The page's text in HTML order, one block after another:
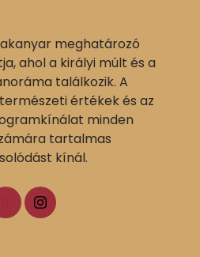
meghatározó
ahol a királyi múlt és a
találkozik. A
értékek és az
minden
tartalmas
kínál.